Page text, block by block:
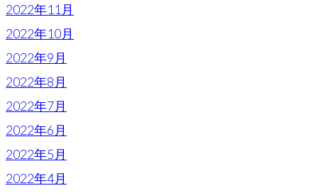
2022年11月
2022年10月
2022年9月
2022年8月
2022年7月
2022年6月
2022年5月
2022年4月